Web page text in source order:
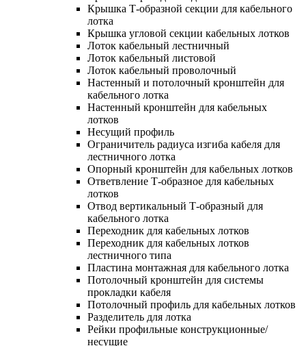
Крышка Т-образной секции для кабельного
лотка
Крышка угловой секции кабельных лотков
Лоток кабельный лестничный
Лоток кабельный листовой
Лоток кабельный проволочный
Настенный и потолочный кронштейн для
кабельного лотка
Настенный кронштейн для кабельных
лотков
Несущий профиль
Ограничитель радиуса изгиба кабеля для
лестничного лотка
Опорный кронштейн для кабельных лотков
Ответвление Т-образное для кабельных
лотков
Отвод вертикальный Т-образный для
кабельного лотка
Переходник для кабельных лотков
Переходник для кабельных лотков
лестничного типа
Пластина монтажная для кабельного лотка
Потолочный кронштейн для системы
прокладки кабеля
Потолочный профиль для кабельных лотков
Разделитель для лотка
Рейки профильные конструкционные/
несущие